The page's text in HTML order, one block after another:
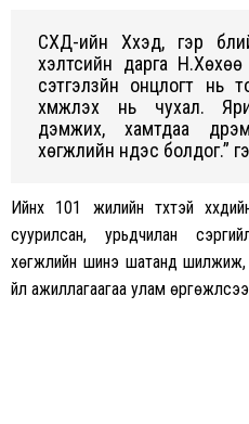
СХД-ийн Хүүхэд, гэр
хэлтсийн дарга Н.Хөхөө
сэтгэлзүйн онцлогт нь
хүмүүжүүлэх нь чухал.
дэмжих, хамтдаа
хөгжлийн үндэс болдог.”
Ийнхүү 101 жилийн түүхтэй
суурилсан, урьдчилан
хөгжлийн шинэ шатанд шилжиж,
үйл ажиллагаагаа улам